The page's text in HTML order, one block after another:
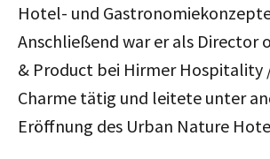
Hotel- und
Anschließend war er als Director
& Product bei Hirmer Hospitality
Charme tätig und leitete unter
Eröffnung des Urban Nature